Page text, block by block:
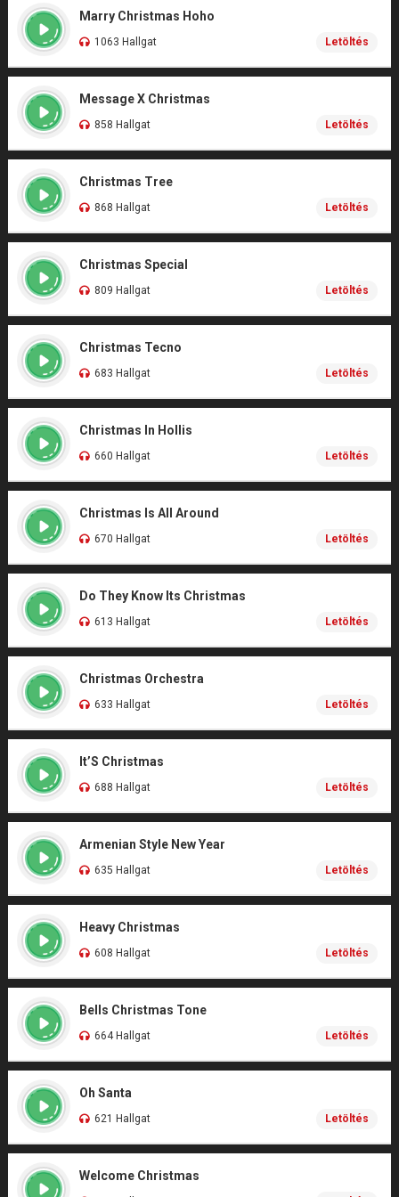
Marry Christmas Hoho
1063 Hallgat Letöltés
Message X Christmas
858 Hallgat Letöltés
Christmas Tree
868 Hallgat Letöltés
Christmas Special
809 Hallgat Letöltés
Christmas Tecno
683 Hallgat Letöltés
Christmas In Hollis
660 Hallgat Letöltés
Christmas Is All Around
670 Hallgat Letöltés
Do They Know Its Christmas
613 Hallgat Letöltés
Christmas Orchestra
633 Hallgat Letöltés
It’S Christmas
688 Hallgat Letöltés
Armenian Style New Year
635 Hallgat Letöltés
Heavy Christmas
608 Hallgat Letöltés
Bells Christmas Tone
664 Hallgat Letöltés
Oh Santa
621 Hallgat Letöltés
Welcome Christmas